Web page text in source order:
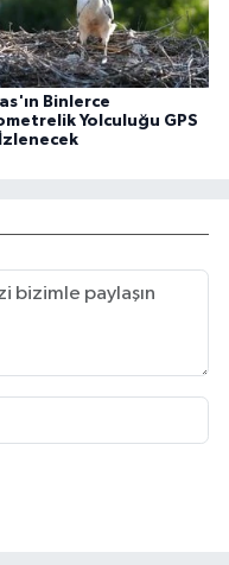
Binlerce
Yolculuğu GPS
İzlenecek